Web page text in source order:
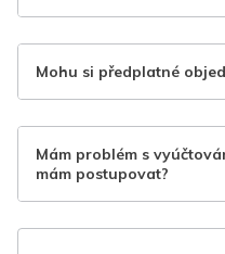
Mohu si předplatné
Mám problém s
mám postupovat?